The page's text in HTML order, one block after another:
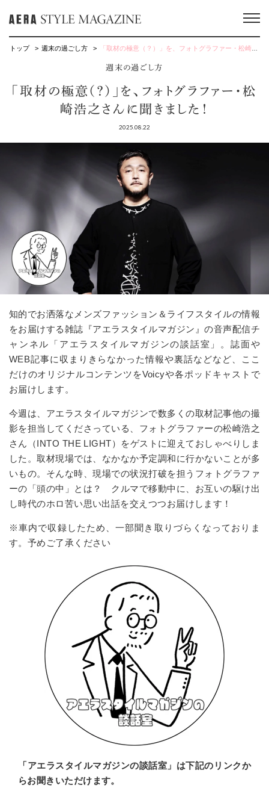
トップ 週末の過ごし方 「取材の極意（？）」を、フォトグラファー・松崎浩之さんに聞きました！
週末の過ごし方
「取材の極意（？）」を、フォトグラファー・松
崎浩之さんに聞きました！
2025.08.22
知的でお洒落なメンズファッション＆ライフスタイルの情報
をお届けする雑誌『アエラスタイルマガジン』の音声配信チ
ャンネル
「アエラスタイルマガジンの談話室」
。誌面や
WEB記事に収まりきらなかった情報や裏話などなど、ここ
だけのオリジナルコンテンツをVoicyや各ポッドキャストで
お届けします。
今週は、アエラスタイルマガジンで数多くの取材記事他の撮
影を担当してくださっている、フォトグラファーの松崎浩之
さん（INTO THE LIGHT）をゲストに迎えておしゃべりしま
した。取材現場では、なかなか予定調和に行かないことが多
いもの。そんな時、現場での状況打破を担うフォトグラファ
ーの「頭の中」とは？ クルマで移動中に、お互いの駆け出
し時代のホロ苦い思い出話を交えつつお届けします！
※車内で収録したため、一部聞き取りづらくなっておりま
す。予めご了承ください
「アエラスタイルマガジンの談話室」は下記のリンクか
らお聞きいただけます。